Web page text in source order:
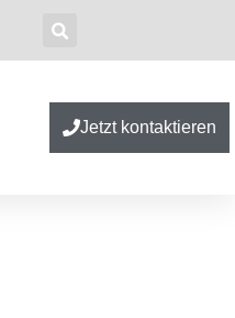
Jetzt kontaktieren